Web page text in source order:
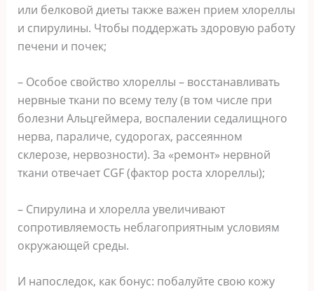
или белковой диеты также важен прием хлореллы
и спирулины. Чтобы поддержать здоровую работу
печени и почек;
– Особое свойство хлореллы – восстанавливать
нервные ткани по всему телу (в том числе при
болезни Альцгеймера, воспалении седалищного
нерва, параличе, судорогах, рассеянном
склерозе, нервозности). За «ремонт» нервной
ткани отвечает CGF (фактор роста хлореллы);
– Спирулина и хлорелла увеличивают
сопротивляемость неблагоприятным условиям
окружающей среды.
И напоследок, как бонус: побалуйте свою кожу